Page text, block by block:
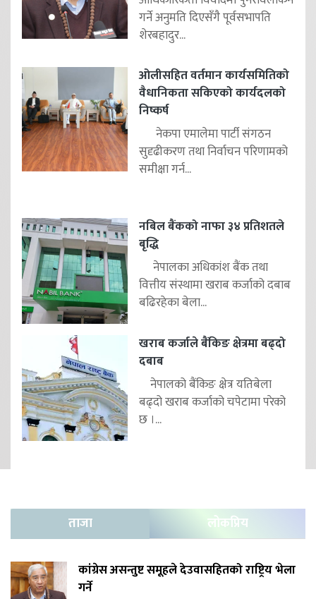
गर्ने अनुमति दिएसँगै पूर्वसभापति
शेरबहादुर...
ओलीसहित वर्तमान कार्यसमितिको
वैधानिकता सकिएको कार्यदलको
निष्कर्ष
नेकपा एमालेमा पार्टी संगठन
सुदृढीकरण तथा निर्वाचन परिणामको
समीक्षा गर्न...
नबिल बैंकको नाफा ३४ प्रतिशतले
बृद्धि
नेपालका अधिकांश बैंक तथा
वित्तीय संस्थामा खराब कर्जाको दबाब
बढिरहेका बेला...
खराब कर्जाले बैंकिङ क्षेत्रमा बढ्दो
दबाब
नेपालको बैंकिङ क्षेत्र यतिबेला
बढ्दो खराब कर्जाको चपेटामा परेको
छ ।...
ताजा लोकप्रिय
कांग्रेस असन्तुष्ट समूहले देउवासहितको राष्ट्रिय भेला
गर्ने